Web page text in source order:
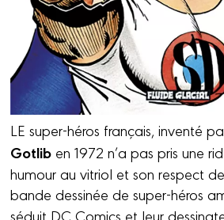
LE super-héros français, inventé
Gotlib en 1972 n’a pas pris une
humour au vitriol et son respect
bande dessinée de super-héros
séduit DC Comics et leur